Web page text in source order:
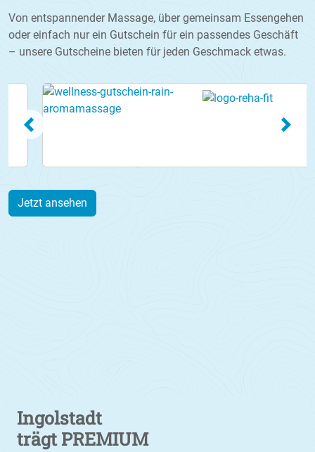
Fremdsprachen Italienischer und Spanischer
Übersetzer | Preis auf Anfrage Hinweis
Schlossmuseum 1. Obergeschoss sowie Grotten und
Von entspannender Massage, über gemeinsam Essengehen
oder einfach nur ein Gutschein für ein passendes Geschäft
– unsere Gutscheine bieten für jeden Geschmack etwas.
Jetzt ansehen
Ingolstadt
trägt PREMIUM